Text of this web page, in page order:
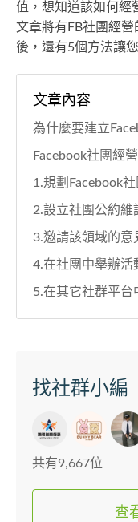
值，想知道該如何經
文章將有FB社團經
後，還有5個方法讓
文章內容
為什麼要建立
Facebook社團經
1.規劃Facebook
2.設立社團公約維
3.邀請該領域的意
4.在社團中舉辦活
5.在其它社群平台
找社群小編
共有9,667位
查